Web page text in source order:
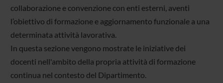
collaborazione e convenzione con enti esterni, aventi
l’obiettivo di formazione e aggiornamento funzionale a una
determinata attività lavorativa.
In questa sezione vengono mostrate le iniziative dei
docenti nell'ambito della propria attività di formazione
continua nel contesto del Dipartimento.